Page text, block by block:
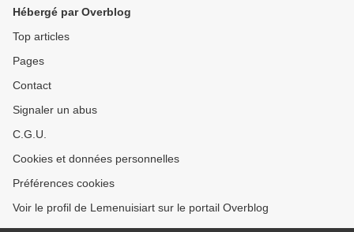
Hébergé par Overblog
Top articles
Pages
Contact
Signaler un abus
C.G.U.
Cookies et données personnelles
Préférences cookies
Voir le profil de Lemenuisiart sur le portail Overblog